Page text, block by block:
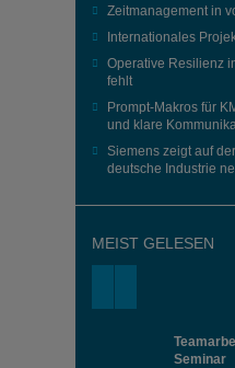
Zeitmanagement in
Internationales
Operative Resilienz
fehlt
Prompt-Makros für
und klare
Siemens zeigt auf
deutsche Industrie
MEIST GELESEN
Seminar